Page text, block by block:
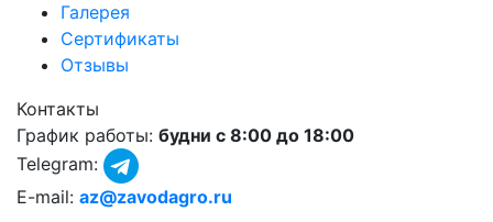
Галерея
Сертификаты
Отзывы
Контакты
График работы: будни с 8:00 до 18:00
Telegram:
E-mail: az@zavodagro.ru